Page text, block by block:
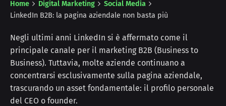
Home Digital Marketing
Social Media
LinkedIn B2B: la pagina aziendale non basta più
Negli ultimi anni LinkedIn si è affermato come il
principale canale per il marketing B2B (Business to
Business). Tuttavia, molte aziende continuano a
concentrarsi esclusivamente sulla pagina aziendale,
trascurando un asset fondamentale: il profilo personale
del CEO o founder.